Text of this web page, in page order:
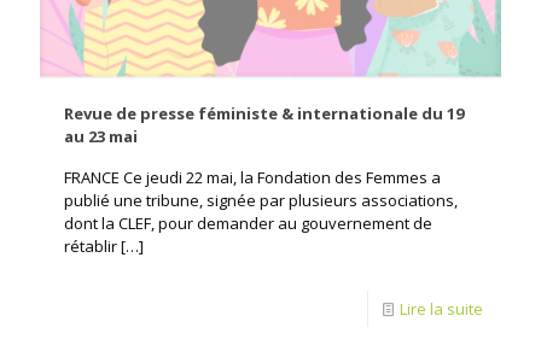
Revue de presse féministe & internationale du 19
au 23 mai
FRANCE Ce jeudi 22 mai, la Fondation des Femmes a
publié une tribune, signée par plusieurs associations,
dont la CLEF, pour demander au gouvernement de
rétablir[…]
Lire la suite